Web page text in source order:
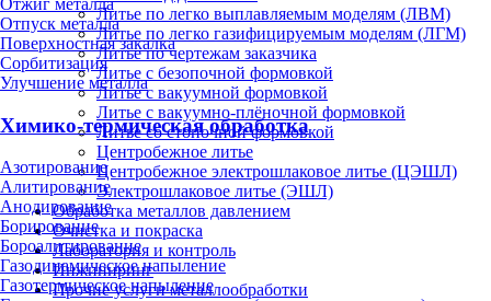
Отпуск металла
Поверхностная закалка
Сорбитизация
Улучшение металла
Химико-термическая обработка
Азотирование
Алитирование
Анодирование
Борирование
Бороалитирование
Газодинамическое напыление
Газотермическое напыление
Литье по легко выплавляемым моделям (ЛВМ)
Литье по легко газифицируемым моделям (ЛГМ)
Литье по чертежам заказчика
Литье с безопочной формовкой
Литье с вакуумной формовкой
Литье с вакуумно-плёночной формовкой
Литье со стопочной формовкой
Центробежное литье
Центробежное электрошлаковое литье (ЦЭШЛ)
Электрошлаковое литье (ЭШЛ)
Обработка металлов давлением
Очистка и покраска
Лаборатория и контроль
Инжиниринг
Прочие услуги металлообработки